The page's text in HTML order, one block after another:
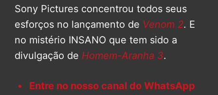
Sony Pictures concentrou todos seus
esforços no lançamento de Venom 2. E
no mistério INSANO que tem sido a
divulgação de Homem-Aranha 3.
Entre no nosso canal do WhatsApp